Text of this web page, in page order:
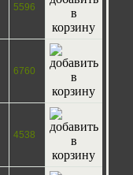
5596
6760
4538